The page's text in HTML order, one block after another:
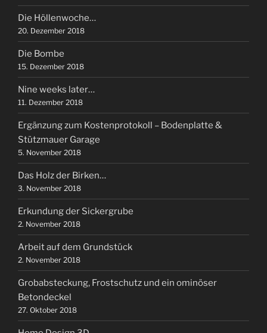
Die Höllenwoche…
20. Dezember 2018
Die Bombe
15. Dezember 2018
Nine weeks later…
11. Dezember 2018
Ergänzung zum Kostenprotokoll – Bodenplatte &
Stützmauer Garage
5. November 2018
Das Holz der Birken…
3. November 2018
Erkundung der Sickergrube
2. November 2018
Arbeit auf dem Grundstück
2. November 2018
Grobabsteckung, Frostschutz und ein ominöser
Betondeckel
27. Oktober 2018